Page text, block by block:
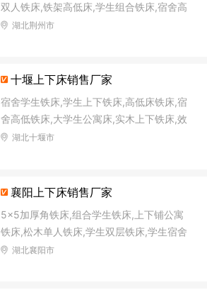
双人铁床,铁架高低床,学生组合铁床,宿舍高
低铁床,加固高低床
湖北荆州市
十堰上下床销售厂家
宿舍学生铁床,学生上下铁床,高低床铁床,宿
舍高低铁床,大学生公寓床,实木上下铁床,效
用双层铁床,直管铁床
湖北十堰市
襄阳上下床销售厂家
5×5加厚角铁床,组合学生铁床,上下铺公寓
铁床,松木单人铁床,学生双层铁床,学生宿舍
铁床,方管铁床,单、双层铁床
湖北襄阳市